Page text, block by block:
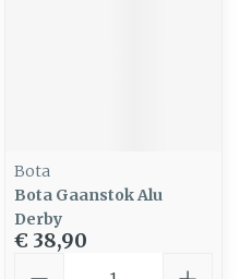
Bota
Bota Gaanstok Alu
Derby
€ 38,90